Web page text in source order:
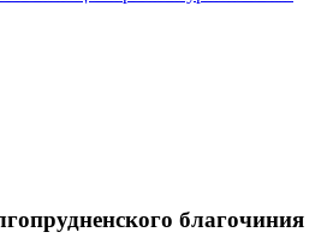
благочиния